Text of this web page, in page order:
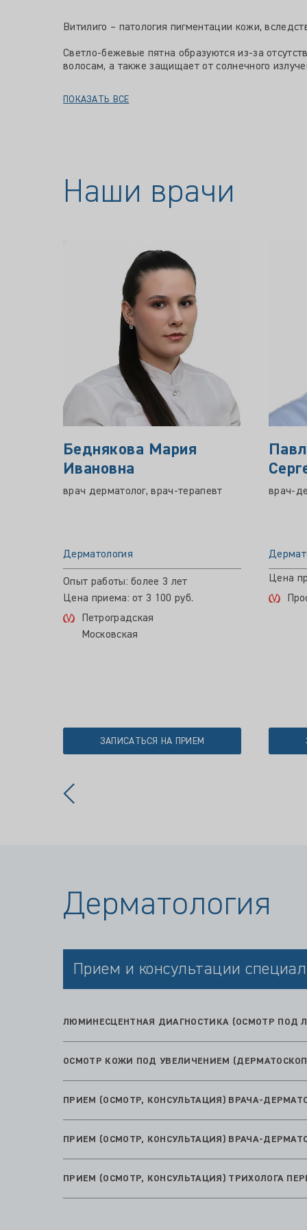
Витилиго – патология пигментации кожи,
Светло-бежевые пятна образуются из-за
волосам, а также защищает от солнечного
ПОКАЗАТЬ ВСЕ
Наши врачи
Беднякова Мария
Ивановна
врач дерматолог, врач-терапевт
Дерматология
Опыт работы: более 3 лет
Цена приема: от 3 100 руб.
Петроградская
Московская
ЗАПИСАТЬСЯ НА ПРИЕМ
врач-
Цена
Дерматология
Прием и консультации
ЛЮМИНЕСЦЕНТНАЯ ДИАГНОСТИКА (ОСМОТР ПОД
ОСМОТР КОЖИ ПОД УВЕЛИЧЕНИЕМ
ПРИЕМ (ОСМОТР, КОНСУЛЬТАЦИЯ) ВРАЧА-
ПРИЕМ (ОСМОТР, КОНСУЛЬТАЦИЯ) ВРАЧА-
ПРИЕМ (ОСМОТР, КОНСУЛЬТАЦИЯ) ТРИХОЛОГА